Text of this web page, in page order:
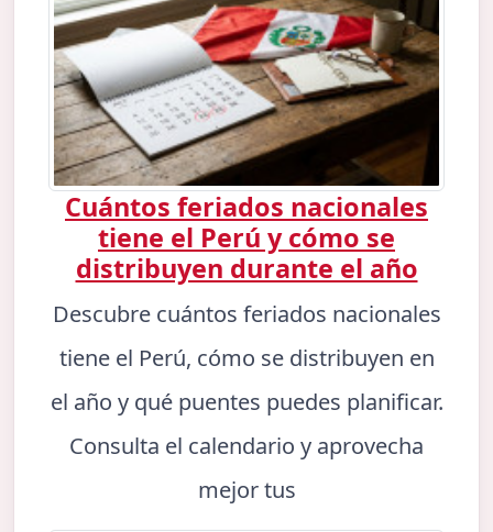
Cuántos feriados nacionales
tiene el Perú y cómo se
distribuyen durante el año
Descubre cuántos feriados nacionales
tiene el Perú, cómo se distribuyen en
el año y qué puentes puedes planificar.
Consulta el calendario y aprovecha
mejor tus